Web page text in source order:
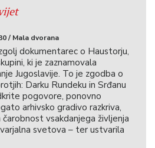
/ Mala dvorana
dokumentarec o Haustorju,
ki je zaznamovala
Jugoslavije. To je zgodba o
Darku Rundeku in Srđanu
pogovore, ponovno
arhivsko gradivo razkriva,
vsakdanjega življenja
svetova – ter ustvarila